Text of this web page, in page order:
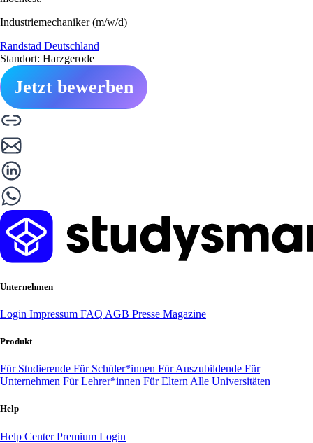
Industriemechaniker (m/w/d)
Randstad Deutschland
Standort: Harzgerode
Jetzt bewerben
Unternehmen
Login Impressum FAQ AGB Presse Magazine
Produkt
Für Studierende Für Schüler*innen Für Auszubildende Für
Unternehmen Für Lehrer*innen Für Eltern Alle Universitäten
Help
Help CenterPremium Login